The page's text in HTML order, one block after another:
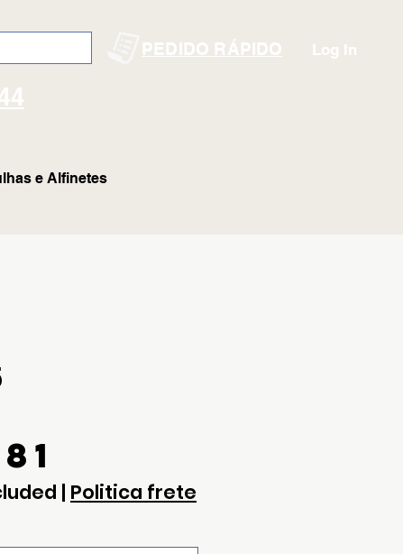
PEDIDO RÁPIDO Log In
| Politica frete
e Alfinetes